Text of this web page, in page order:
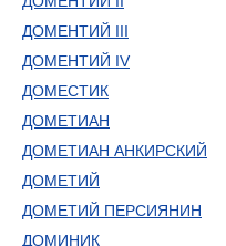
ДОМЕНТИЙ III
ДОМЕНТИЙ IV
ДОМЕСТИК
ДОМЕТИАН
ДОМЕТИАН АНКИРСКИЙ
ДОМЕТИЙ
ДОМЕТИЙ ПЕРСИЯНИН
ДОМИНИК